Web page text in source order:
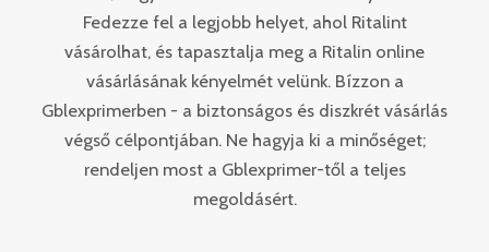
Fedezze fel a legjobb helyet, ahol Ritalint
vásárolhat, és tapasztalja meg a Ritalin online
vásárlásának kényelmét velünk. Bízzon a
Gblexprimerben - a biztonságos és diszkrét vásárlás
végső célpontjában. Ne hagyja ki a minőséget;
rendeljen most a Gblexprimer-től a teljes
megoldásért.